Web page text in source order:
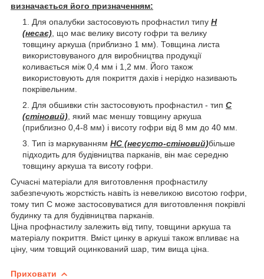
визначається його призначенням:
Для опалубки застосовують профнастил типу Н
(несає) , що має велику висоту гофри та велику
товщину аркуша (приблизно 1 мм). Товщина листа
використовуваного для виробництва продукції
коливається між 0,4 мм і 1,2 мм. Його також
використовують для покриття дахів і нерідко називають
покрівельним.
Для обшивки стін застосовують профнастил - тип С
(стіновий) , який має меншу товщину аркуша
(приблизно 0,4-8 мм) і висоту гофри від 8 мм до 40 мм.
Тип із маркуванням НС (несусто-стіновий)більше
підходить для будівництва парканів, він має середню
товщину аркуша та висоту гофри.
Сучасні матеріали для виготовлення профнастилу
забезпечують жорсткість навіть із невеликою висотою гофри,
тому тип С може застосовуватися для виготовлення покрівлі
будинку та для будівництва парканів.
Ціна профнастилу залежить від типу, товщини аркуша та
матеріалу покриття. Вміст цинку в аркуші також впливає на
ціну, чим товщий оцинкований шар, тим вища ціна.
Приховати